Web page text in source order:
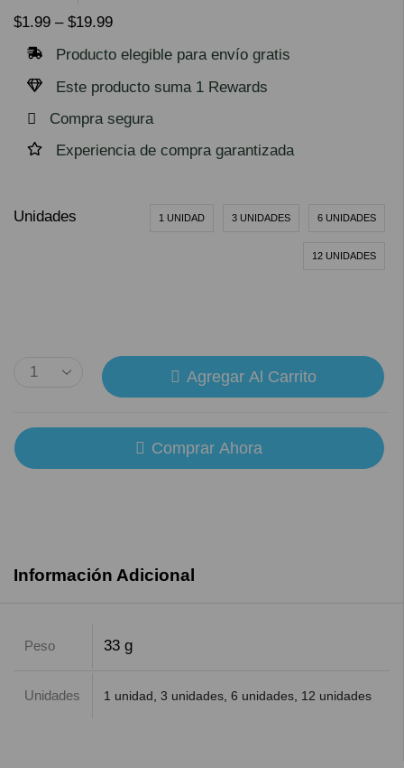
$1.99 – $19.99
Producto elegible para envío gratis
Este producto suma 1 Rewards
Compra segura
Experiencia de compra garantizada
Unidades 1 UNIDAD 3 UNIDADES 6 UNIDADES
12 UNIDADES
Agregar Al Carrito
Comprar Ahora
Información Adicional
Peso 33 g
Unidades 1 unidad, 3 unidades, 6 unidades, 12 unidades